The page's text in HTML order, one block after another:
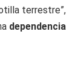
terrestre”,
dependencia